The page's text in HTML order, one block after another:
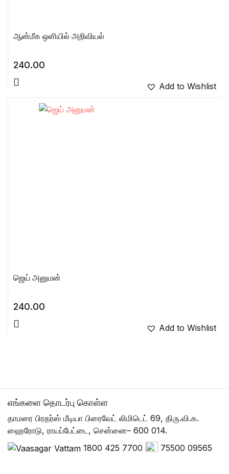
ஆன்மீக ஒளியில் அறிவியல்
240.00
Add to Wishlist
ஜெய் அனுமன்
240.00
Add to Wishlist
எங்களை தொடர்பு கொள்ள
தாமரை பிரதர்ஸ் மீடியா பிரைவேட் லிமிடெட் 69, திரு.வி.க.
ஹைரோடு, ராயப்பேட்டை, சென்னை– 600 014.
1800 425 7700
75500 09565